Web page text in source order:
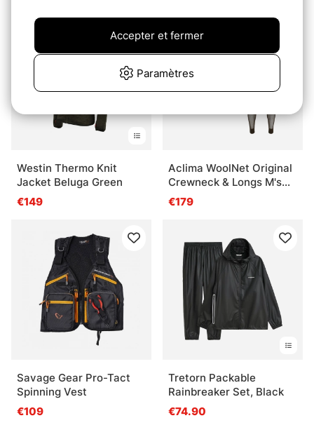
Westin Thermo Knit
Jacket Beluga Green
€149
Aclima WoolNet Original
Crewneck & Longs M's
Tarmac
€179
Savage Gear Pro-Tact
Spinning Vest
€109
Tretorn Packable
Rainbreaker Set, Black
€74.90
Paramètres
Accepter et fermer